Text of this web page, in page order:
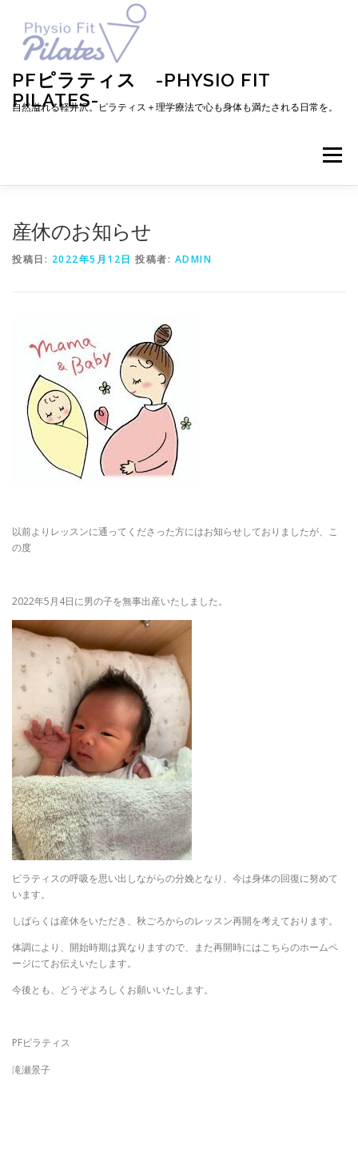
PFピラティス -PHYSIO FIT
PILATES-
自然溢れる軽井沢。ピラティス＋理学療法で心も身体も満たされる日常を。
メニュー
アクセス お問い合わせ
産休のお知らせ
投稿日: 2022年5月12日 投稿者: ADMIN
以前よりレッスンに通ってくださった方にはお知らせしておりましたが、こ
の度
2022年5月4日に男の子を無事出産いたしました。
ピラティスの呼吸を思い出しながらの分娩となり、今は身体の回復に努めて
います。
しばらくは産休をいただき、秋ごろからのレッスン再開を考えております。
体調により、開始時期は異なりますので、また再開時にはこちらのホームペ
ージにてお伝えいたします。
今後とも、どうぞよろしくお願いいたします。
PFピラティス
滝瀬景子